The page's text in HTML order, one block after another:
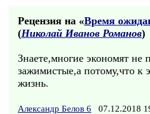
Рецензия на «Время
(Николай Иванов Романов)
Знаете,многие экономят не
зажимистые,а потому,что к
жизнь.
Александр Белов 6 07.12.2018